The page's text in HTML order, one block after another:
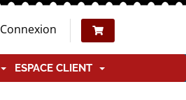
Connexion
ESPACE CLIENT